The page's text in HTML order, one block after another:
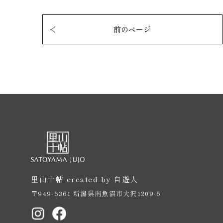
前のページ
里山十帖 created by 自遊人
〒949-6361 新潟県南魚沼市大沢1209-6